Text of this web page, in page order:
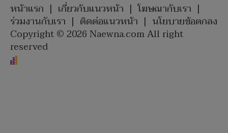
หน้าแรก | เกี่ยวกับแนวหน้า | โฆษณากับเรา |
ร่วมงานกับเรา | ติดต่อแนวหน้า | นโยบายข้อตกลง
Copyright © 2026 Naewna.com All right
reserved